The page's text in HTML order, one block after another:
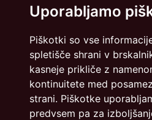
Uporabljamo
Piškotki so vse
spletišče shrani v
kasneje prikliče z
kontinuitete med
strani. Piškotke
predvsem pa za
Društvo za marketing Slovenije -
Načrtovanje in izvedba: Vareo